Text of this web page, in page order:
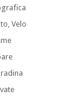
Velo